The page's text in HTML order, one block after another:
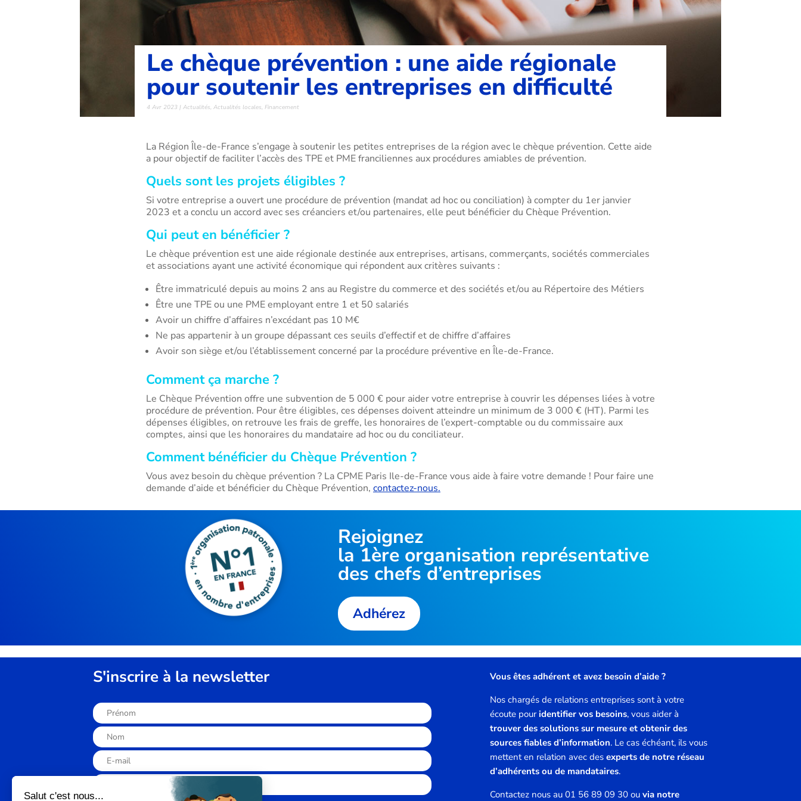
Le chèque prévention : une aide régionale
pour soutenir les entreprises en difficulté
4 Avr 2023| Actualités, Actualités locales, Financement
La Région Île-de-France s’engage à soutenir les petites entreprises de la région avec le chèque prévention. Cette aide
a pour objectif de faciliter l’accès des TPE et PME franciliennes aux procédures amiables de prévention.
Quels sont les projets éligibles ?
Si votre entreprise a ouvert une procédure de prévention (mandat ad hoc ou conciliation) à compter du 1er janvier
2023 et a conclu un accord avec ses créanciers et/ou partenaires, elle peut bénéficier du Chèque Prévention.
Qui peut en bénéficier ?
Le chèque prévention est une aide régionale destinée aux entreprises, artisans, commerçants, sociétés commerciales
et associations ayant une activité économique qui répondent aux critères suivants :
Être immatriculé depuis au moins 2 ans au Registre du commerce et des sociétés et/ou au Répertoire des Métiers
Être une TPE ou une PME employant entre 1 et 50 salariés
Avoir un chiffre d’affaires n’excédant pas 10 M€
Ne pas appartenir à un groupe dépassant ces seuils d’effectif et de chiffre d’affaires
Avoir son siège et/ou l’établissement concerné par la procédure préventive en Île-de-France.
Comment ça marche ?
Le Chèque Prévention offre une subvention de 5 000 € pour aider votre entreprise à couvrir les dépenses liées à votre
procédure de prévention. Pour être éligibles, ces dépenses doivent atteindre un minimum de 3 000 € (HT). Parmi les
dépenses éligibles, on retrouve les frais de greffe, les honoraires de l’expert-comptable ou du commissaire aux
comptes, ainsi que les honoraires du mandataire ad hoc ou du conciliateur.
Comment bénéficier du Chèque Prévention ?
Vous avez besoin du chèque prévention ? La CPME Paris Ile-de-France vous aide à faire votre demande ! Pour faire une
demande d’aide et bénéficier du Chèque Prévention, contactez-nous.
Rejoignez
la1ère organisation représentative
des chefs d’entreprises
Adhérez
S'inscrire à la newsletter
Vous êtes adhérent et avez besoin d’aide ?
Nos chargés de relations entreprises sont à votre
écoute pouridentifier vos besoins, vous aider à
trouver des solutions sur mesure et obtenir des
sources fiables d’information. Le cas échéant, ils vous
mettent en relation avec desexperts de notre réseau
d’adhérents ou de mandataires.
Contactez nous au 01 56 89 09 30 ouvia notre